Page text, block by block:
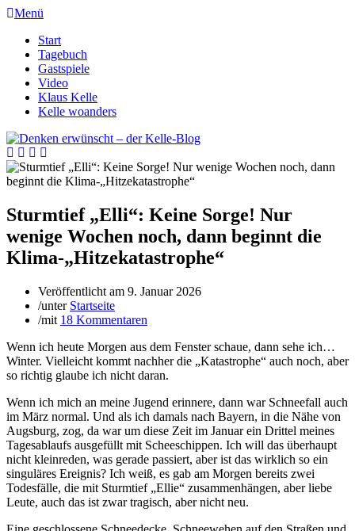
Menü
Start
Tagebuch
Gastspiele
Video
Klaus Kelle
Kelle woanders
Sturmtief „Elli“: Keine Sorge! Nur
wenige Wochen noch, dann beginnt die
Klima-„Hitzekatastrophe“
Veröffentlicht am 9. Januar 2026
/unter Startseite
/mit 18 Kommentaren
Wenn ich heute Morgen aus dem Fenster schaue, dann sehe ich…
Winter. Vielleicht kommt nachher die „Katastrophe“ auch noch, aber
so richtig glaube ich nicht daran.
Wenn ich mich an meine Jugend erinnere, dann war Schneefall auch
im März normal. Und als ich damals nach Bayern, in die Nähe von
Augsburg, zog, da war um diese Zeit im Januar ein Drittel meines
Tagesablaufs ausgefüllt mit Scheeschippen. Ich will das überhaupt
nicht kleinreden, was gerade passiert, aber ist das wirklich so ein
singuläres Ereignis? Ich weiß, es gab am Morgen bereits zwei
Todesfälle, die mit Sturmtief „Ellie“ zusammenhängen, aber liebe
Leute, auch das ist zwar tragisch, aber nicht neu.